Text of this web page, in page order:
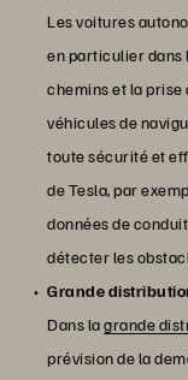
Les voitures
en particulier dans
chemins et la prise
véhicules de
toute sécurité et
de Tesla, par
données de
détecter les
Grande
Dans lagrande
prévision de la